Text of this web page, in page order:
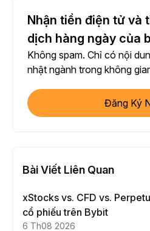
Nhận tiền điện tử và
dịch hàng ngày của
Không spam. Chỉ có nội
nhật ngành trong không
Đăng Ký
Bài Viết Liên Quan
xStocks vs. CFD vs.
cổ phiếu trên Bybit
6 Th08 2026